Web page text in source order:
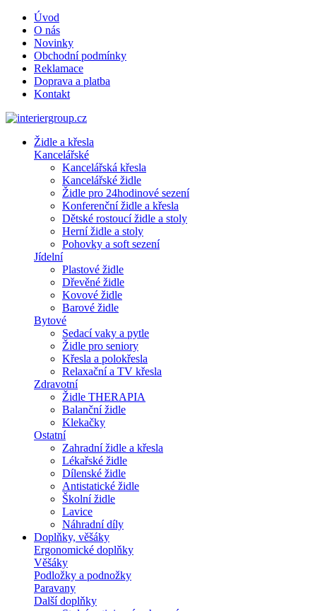
Úvod
O nás
Novinky
Obchodní podmínky
Reklamace
Doprava a platba
Kontakt
Židle a křesla
Kancelářské
Kancelářská křesla
Kancelářské židle
Židle pro 24hodinové sezení
Konferenční židle a křesla
Dětské rostoucí židle a stoly
Herní židle a stoly
Pohovky a soft sezení
Jídelní
Plastové židle
Dřevěné židle
Kovové židle
Barové židle
Bytové
Sedací vaky a pytle
Židle pro seniory
Křesla a polokřesla
Relaxační a TV křesla
Zdravotní
Židle THERAPIA
Balanční židle
Klekačky
Ostatní
Zahradní židle a křesla
Lékařské židle
Dílenské židle
Antistatické židle
Školní židle
Lavice
Náhradní díly
Doplňky, věšáky
Ergonomické doplňky
Věšáky
Podložky a podnožky
Paravany
Další doplňky